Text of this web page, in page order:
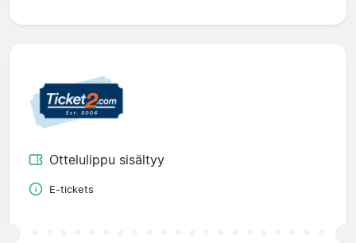
Ottelulippu sisältyy
E-tickets